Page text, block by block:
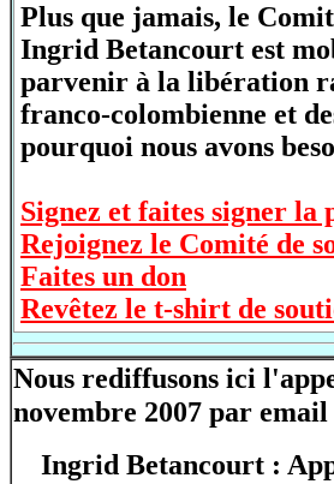
Plus que jamais, le
Ingrid Betancourt est
parvenir à la libération
franco-colombienne et
pourquoi nous avons
Signez et faites signer la
Rejoignez le Comité de
Faites un don
Revêtez le t-shirt de
Nous rediffusons ici
novembre 2007 par email
Ingrid Betancourt :